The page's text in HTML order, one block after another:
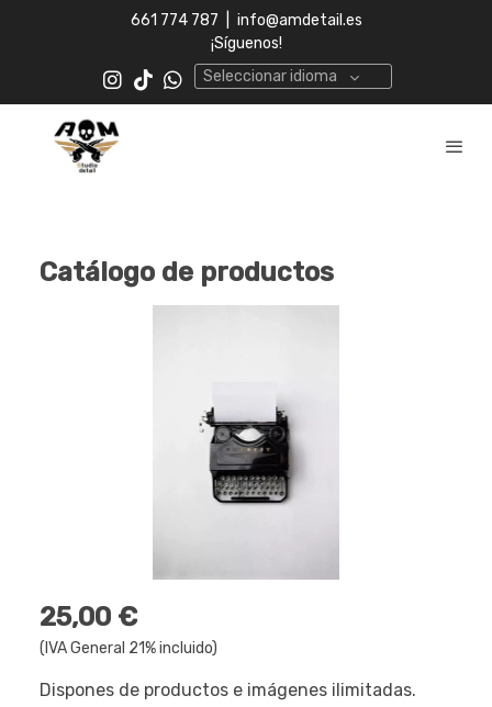
661 774 787
info@amdetail.es
¡Síguenos!
Seleccionar idioma
Catálogo de productos
25,00 €
(IVA General 21% incluido)
Dispones de productos e imágenes ilimitadas.